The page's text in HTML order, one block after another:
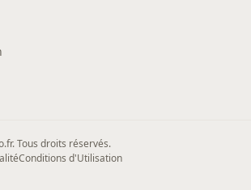
Tous droits réservés.
Conditions d'Utilisation